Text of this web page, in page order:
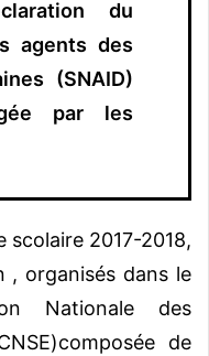
du
agents des
(SNAID)
par les
2017-2018,
, organisés dans le
Nationale des
de